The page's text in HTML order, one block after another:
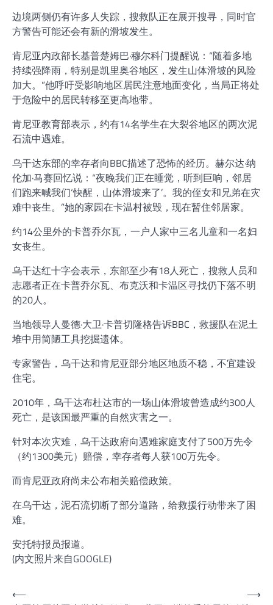
边境两侧仍有许多人失踪，搜救队正在展开搜寻，同时官
方警告可能还会有新的滑坡发生。
肯尼亚内政部长基普楚姆巴·穆尔科门提醒说：“随着多地
持续强降雨，特别是凯里奥谷地区，发生山体滑坡的风险
加大。”他呼吁受影响地区居民注意地面变化，当局正将处
于危险中的居民转移至更高地带。
肯尼亚教育部表示，约有14名学生在大裂谷地区的两次泥
石流中遇难。
乌干达东部的幸存者向BBC描述了恐怖的经历。赫尔达·纳
伦加·马赛回忆说：“夜晚我们正在睡觉，听到巨响，邻居
们跑来喊我们‘快醒，山体滑坡来了’。我的侄女和兄弟在灾
难中丧生。”她的家园在卡温村被毁，现在暂住邻居家。
约14公里外的卡普乔尔瓦，一户人家中三名儿童和一名妇
女丧生。
乌干达红十字会表示，东部至少有18人死亡，搜救人员和
志愿者正在卡普乔尔瓦、布克沃和卡温区寻找仍下落不明
的20人。
当地领导人曼德·大卫·卡普切隆格告诉BBC，救援队在泥土
堆中用简陋工具挖掘遗体。
专家警告，乌干达和肯尼亚部分地区地质不稳，不宜建设
住宅。
2010年，乌干达布杜达市的一场山体滑坡曾造成约300人
死亡，是该国最严重的自然灾害之一。
针对本次灾难，乌干达政府向遇难家庭支付了500万先令
（约1300美元）赔偿，幸存者每人获100万先令。
而肯尼亚政府尚未公布相关赔偿政策。
在乌干达，泥石流切断了部分道路，给救援行动带来了困
难。
安托特报员报道。
(内文照片来自GOOGLE)
文
⟵
⟶